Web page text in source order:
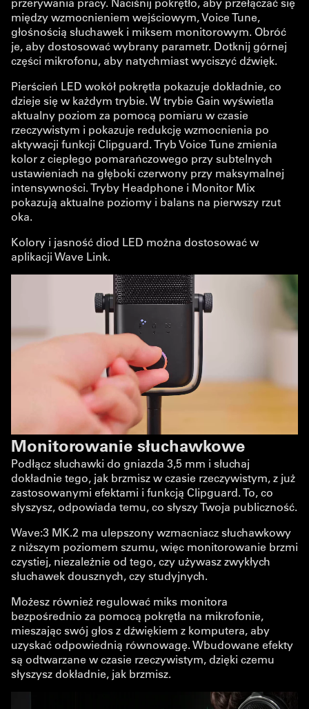
między wzmocnieniem wejściowym, Voice Tune,
głośnością słuchawek i miksem monitorowym. Obróć
je, aby dostosować wybrany parametr. Dotknij górnej
części mikrofonu, aby natychmiast wyciszyć dźwięk.
Pierścień LED wokół pokrętła pokazuje dokładnie, co
dzieje się w każdym trybie. W trybie Gain wyświetla
aktualny poziom za pomocą pomiaru w czasie
rzeczywistym i pokazuje redukcję wzmocnienia po
aktywacji funkcji Clipguard. Tryb Voice Tune zmienia
kolor z ciepłego pomarańczowego przy subtelnych
ustawieniach na głęboki czerwony przy maksymalnej
intensywności. Tryby Headphone i Monitor Mix
pokazują aktualne poziomy i balans na pierwszy rzut
oka.
Kolory i jasność diod LED można dostosować w
aplikacji Wave Link.
Monitorowanie słuchawkowe
Podłącz słuchawki do gniazda 3,5 mm i słuchaj
dokładnie tego, jak brzmisz w czasie rzeczywistym, z już
zastosowanymi efektami i funkcją Clipguard. To, co
słyszysz, odpowiada temu, co słyszy Twoja publiczność.
Wave:3 MK.2 ma ulepszony wzmacniacz słuchawkowy
z niższym poziomem szumu, więc monitorowanie brzmi
czystiej, niezależnie od tego, czy używasz zwykłych
słuchawek dousznych, czy studyjnych.
Możesz również regulować miks monitora
bezpośrednio za pomocą pokrętła na mikrofonie,
mieszając swój głos z dźwiękiem z komputera, aby
uzyskać odpowiednią równowagę. Wbudowane efekty
są odtwarzane w czasie rzeczywistym, dzięki czemu
słyszysz dokładnie, jak brzmisz.